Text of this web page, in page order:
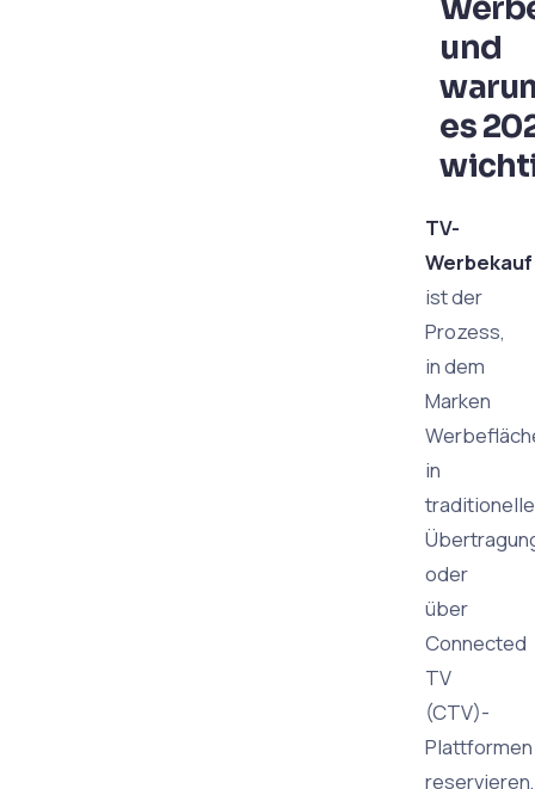
und
es
TV-
Werbekauf
ist der
Prozess,
in dem
Marken
in
oder
über
Connected
TV
(CTV)-
Plattformen
reservieren,